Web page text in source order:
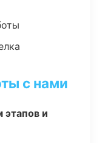
с нами
этапов и